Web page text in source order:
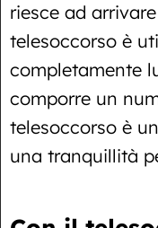
riesce ad
telesoccorso è
completamente
comporre un
telesoccorso è
una tranquillità